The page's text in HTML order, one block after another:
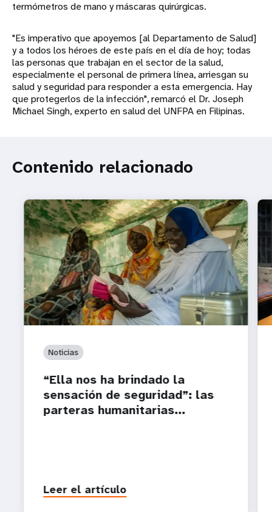
termómetros de mano y máscaras quirúrgicas.
"Es imperativo que apoyemos [al Departamento de Salud]
y a todos los héroes de este país en el día de hoy; todas
las personas que trabajan en el sector de la salud,
especialmente el personal de primera línea, arriesgan su
salud y seguridad para responder a esta emergencia. Hay
que protegerlos de la infección", remarcó el Dr. Joseph
Michael Singh, experto en salud del UNFPA en Filipinas.
Contenido relacionado
Noticias
“Ella nos ha brindado la
sensación de seguridad”: las
parteras humanitarias...
Leer el artículo